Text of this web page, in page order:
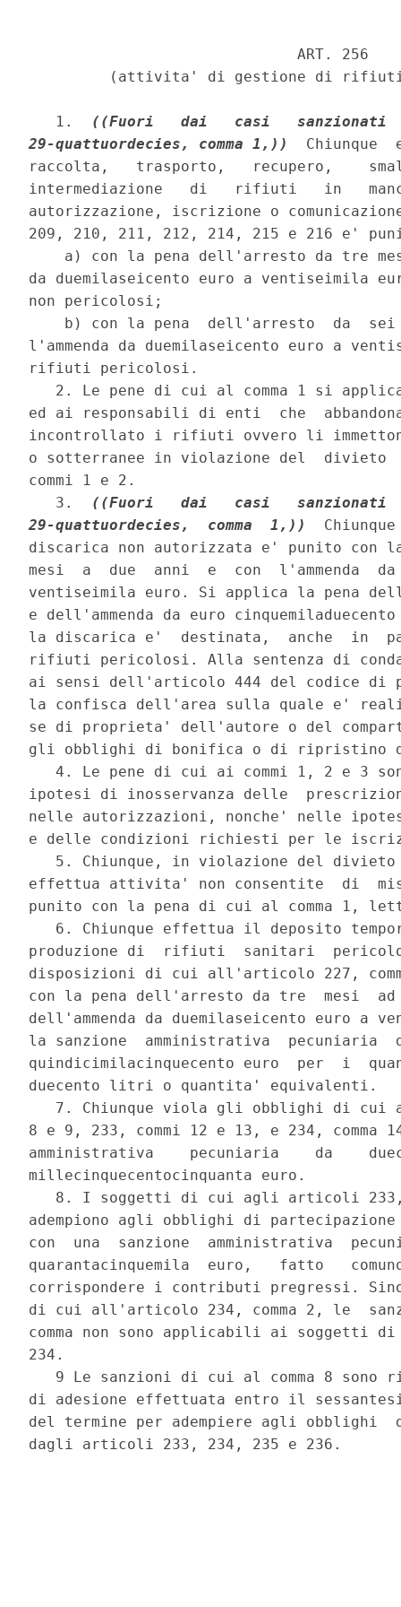
                              ART. 256
(attivita' di gestione di
   1.
((Fuori   dai   casi
29-quattuordecies, comma 1,))
Chiunque
raccolta,   trasporto,   recupero,
intermediazione   di   rifiuti   in
autorizzazione, iscrizione o
209, 210, 211, 212, 214, 215 e 216 e'
a) con la pena dell'arresto da tre
da duemilaseicento euro a
non pericolosi;
b) con la pena  dell'arresto  da
l'ammenda da duemilaseicento euro a
rifiuti pericolosi.
2. Le pene di cui al comma 1 si
ed ai responsabili di enti  che
incontrollato i rifiuti ovvero li
o sotterranee in violazione del
commi 1 e 2.
   3.
((Fuori   dai   casi
29-quattuordecies,  comma  1,))
Chiunque
discarica non autorizzata e' punito con
mesi  a  due  anni  e  con  l'ammenda
ventiseimila euro. Si applica la pena
e dell'ammenda da euro
la discarica e'  destinata,  anche  in
rifiuti pericolosi. Alla sentenza di
ai sensi dell'articolo 444 del codice di
la confisca dell'area sulla quale e'
se di proprieta' dell'autore o del
gli obblighi di bonifica o di ripristino
4. Le pene di cui ai commi 1, 2 e 3
ipotesi di inosservanza delle
nelle autorizzazioni, nonche' nelle
e delle condizioni richiesti per le
5. Chiunque, in violazione del
effettua attivita' non consentite  di
punito con la pena di cui al comma 1,
6. Chiunque effettua il deposito
produzione di  rifiuti  sanitari
disposizioni di cui all'articolo 227,
con la pena dell'arresto da tre  mesi
dell'ammenda da duemilaseicento euro a
la sanzione  amministrativa  pecuniaria
quindicimilacinquecento euro  per  i
duecento litri o quantita' equivalenti.
7. Chiunque viola gli obblighi di cui
8 e 9, 233, commi 12 e 13, e 234,
amministrativa    pecuniaria    da
millecinquecentocinquanta euro.
8. I soggetti di cui agli articoli
adempiono agli obblighi di
con  una  sanzione  amministrativa
quarantacinquemila  euro,   fatto
corrispondere i contributi pregressi.
di cui all'articolo 234, comma 2, le
comma non sono applicabili ai soggetti
234.
9 Le sanzioni di cui al comma 8 sono
di adesione effettuata entro il
del termine per adempiere agli obblighi